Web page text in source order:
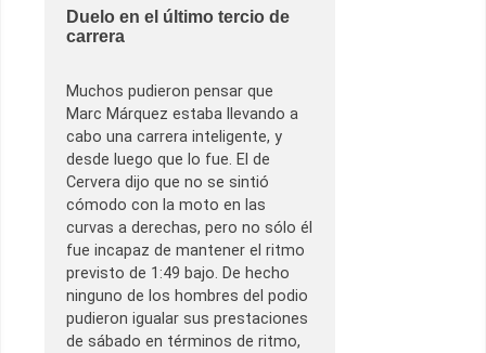
Duelo en el último tercio de
carrera
Muchos pudieron pensar que
Marc Márquez estaba llevando a
cabo una carrera inteligente, y
desde luego que lo fue. El de
Cervera dijo que no se sintió
cómodo con la moto en las
curvas a derechas, pero no sólo él
fue incapaz de mantener el ritmo
previsto de 1:49 bajo. De hecho
ninguno de los hombres del podio
pudieron igualar sus prestaciones
de sábado en términos de ritmo,